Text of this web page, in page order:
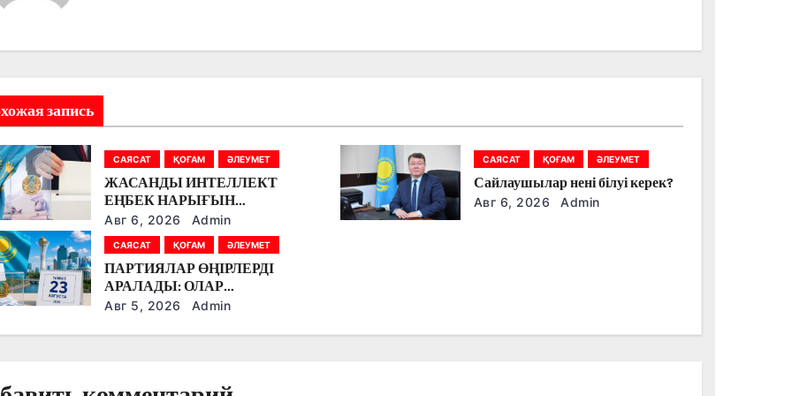
запись
САЯСАТ ҚОҒАМ ӘЛЕУМЕТ
ЖАСАНДЫ ИНТЕЛЛЕКТ
ЕҢБЕК НАРЫҒЫН
ӨЗГЕРТУДЕ: ПАРТИЯЛАР
БІЛІМ БЕРУ МЕН БОЛАШАҚ
МАМАНДЫҚТАРДЫ
ТАЛҚЫЛАДЫ
Авг 6, 2026 Admin
САЯСАТ ҚОҒАМ ӘЛЕУМЕТ
Сайлаушылар нені білуі керек?
Авг 6, 2026 Admin
САЯСАТ ҚОҒАМ ӘЛЕУМЕТ
ПАРТИЯЛАР ӨҢІРЛЕРДІ
АРАЛАДЫ: ОЛАР
ДӘРІГЕРЛЕРМЕН,
ФЕРМЕРЛЕРМЕН ЖӘНЕ
Авг 5, 2026 Admin